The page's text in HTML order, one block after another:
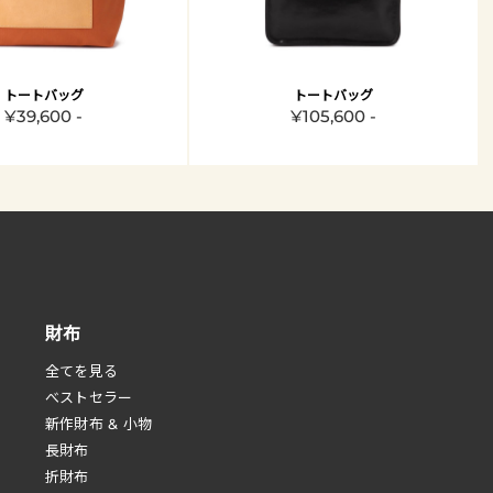
トートバッグ
¥39,600 -
トートバッグ
¥105,600 -
財布
全てを見る
べストセラー
新作財布 & 小物
長財布
折財布